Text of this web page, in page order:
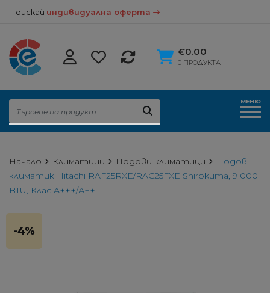
Поискай индивидуална оферта
€0.00
0 ПРОДУКТА
МЕНЮ
Начало Климатици Подови климатици
Подов
климатик Hitachi RAF25RXE/RAC25FXE Shirokuma, 9 000
BTU, Клас А+++/А++
-4%